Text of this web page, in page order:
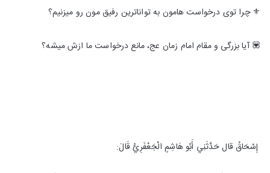
⚜️ چرا توی درخواست هامون به تواناترین رفیق مون رو میزنیم؟
💟 آیا بزرگی و مقام امام زمان عج، مانع درخواست ما ازش میشه؟
إِسْحَاقُ قال حَدَّثَنِي أَبُو هَاشِمٍ الْجَعْفَرِيُّ قَالَ: